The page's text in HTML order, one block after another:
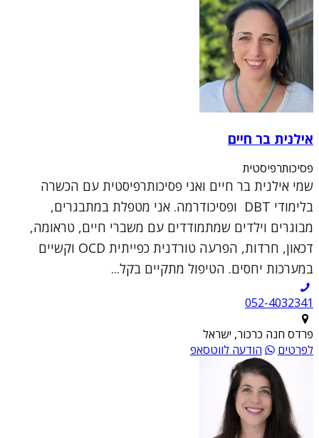
אילנית בר חיים
פסיכותרפיסטית
שמי אילנית בר חיים ואני פסיכותרפיסטית עם הכשרה
בלימודי DBT ופסיכודרמה. אני מטפלת במתבגרים,
מבוגרים וילדים שמתמודדים עם משברי חיים, טראומה,
דכאון, חרדות, הפרעה טורדנית כפייתית OCD וקשיים
במערכות יחסים. הטיפול מתקיים בקל...
052-4032341
פרדס חנה כרכור, ישראל
לפרטים
הודעה לווטסאפ